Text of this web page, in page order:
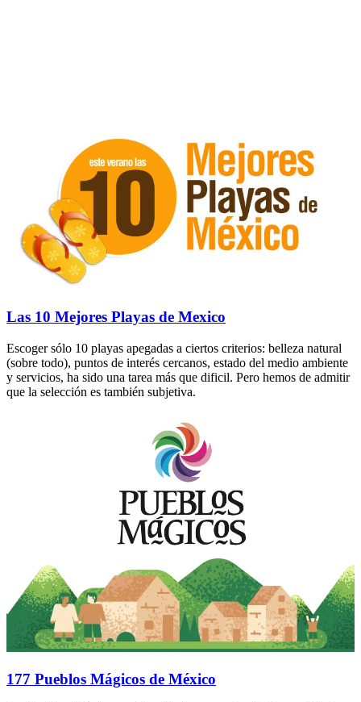
Las 10 Mejores Playas de Mexico
Escoger sólo 10 playas apegadas a ciertos criterios: belleza natural
(sobre todo), puntos de interés cercanos, estado del medio ambiente
y servicios, ha sido una tarea más que dificil. Pero hemos de admitir
que la selección es también subjetiva.
177 Pueblos Mágicos de México